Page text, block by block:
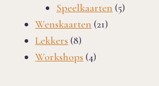
producten
Speelkaarten 55
Wenskaarten 2121
Lekkers 88
producten
Workshops 44